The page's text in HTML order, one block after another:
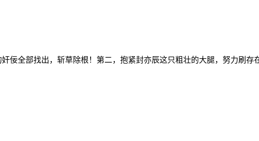
佞全部找出，斩草除根！第二，抱紧封亦辰这只粗壮的大腿，努力刷存